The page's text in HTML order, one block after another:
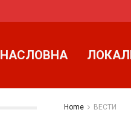
НАСЛОВНА
Home ВЕСТИ